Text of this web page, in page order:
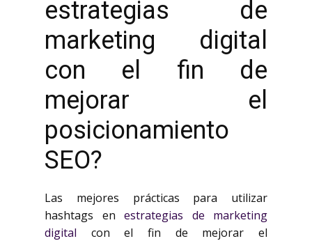
estrategias de
marketing digital
con el fin de
mejorar el
posicionamiento
SEO?
Las mejores prácticas para utilizar
hashtags en estrategias de marketing
digital con el fin de mejorar el